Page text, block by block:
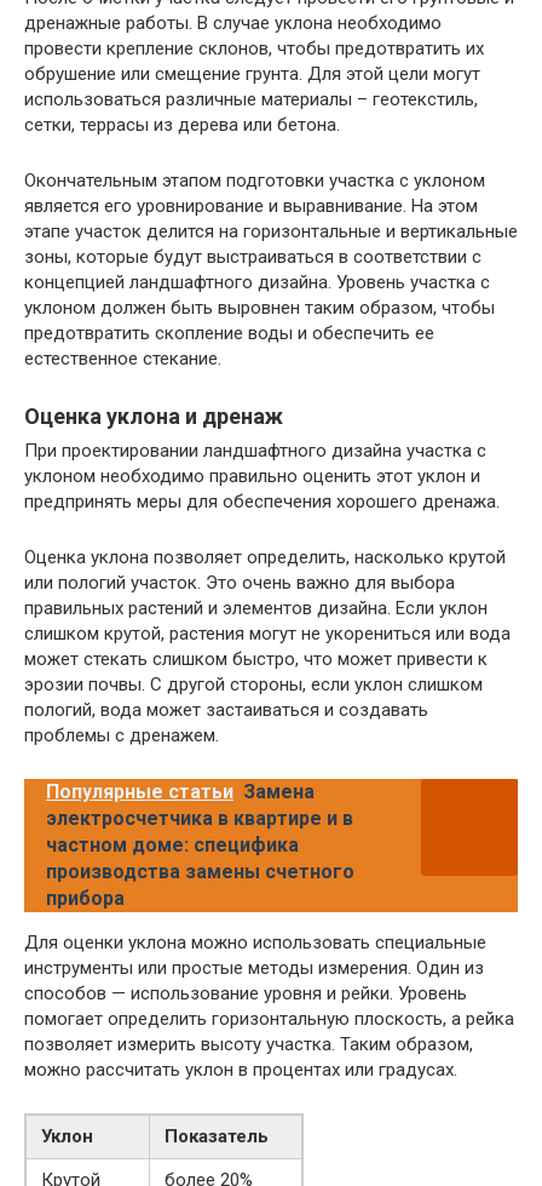
дренажные работы. В случае уклона необходимо
провести крепление склонов, чтобы предотвратить их
обрушение или смещение грунта. Для этой цели могут
использоваться различные материалы – геотекстиль,
сетки, террасы из дерева или бетона.
Окончательным этапом подготовки участка с уклоном
является его уровнирование и выравнивание. На этом
этапе участок делится на горизонтальные и вертикальные
зоны, которые будут выстраиваться в соответствии с
концепцией ландшафтного дизайна. Уровень участка с
уклоном должен быть выровнен таким образом, чтобы
предотвратить скопление воды и обеспечить ее
естественное стекание.
Оценка уклона и дренаж
При проектировании ландшафтного дизайна участка с
уклоном необходимо правильно оценить этот уклон и
предпринять меры для обеспечения хорошего дренажа.
Оценка уклона позволяет определить, насколько крутой
или пологий участок. Это очень важно для выбора
правильных растений и элементов дизайна. Если уклон
слишком крутой, растения могут не укорениться или вода
может стекать слишком быстро, что может привести к
эрозии почвы. С другой стороны, если уклон слишком
пологий, вода может застаиваться и создавать
проблемы с дренажем.
Популярные статьи Замена
электросчетчика в квартире и в
частном доме: специфика
производства замены счетного
прибора
Для оценки уклона можно использовать специальные
инструменты или простые методы измерения. Один из
способов — использование уровня и рейки. Уровень
помогает определить горизонтальную плоскость, а рейка
позволяет измерить высоту участка. Таким образом,
можно рассчитать уклон в процентах или градусах.
Уклон
Показатель
Крутой
более 20%